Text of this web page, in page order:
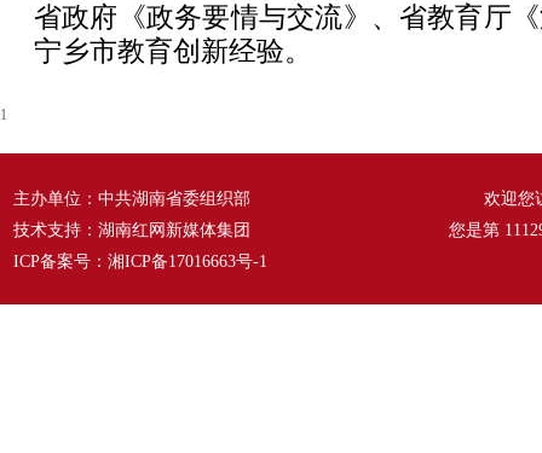
省政府《政务要情与交流》、省教育厅
宁乡市教育创新经验。
1
主办单位：中共湖南省委组织部
技术支持：湖南红网新媒体集团
ICP备案号： 湘ICP备17016663号-1
欢迎您
您是第